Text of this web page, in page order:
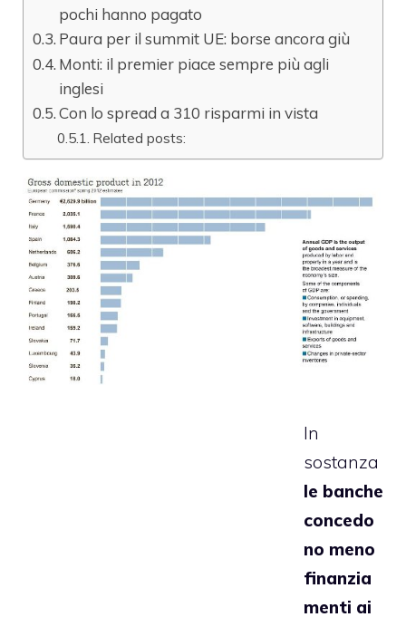
pochi hanno pagato
Paura per il summit UE: borse ancora giù
Monti: il premier piace sempre più agli
inglesi
Con lo spread a 310 risparmi in vista
Related posts:
In
sostanza
le banche
concedo
no meno
finanzia
menti ai